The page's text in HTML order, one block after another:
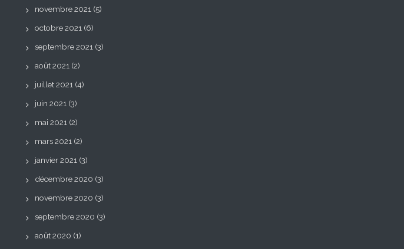
novembre 2021 (5)
octobre 2021 (6)
septembre 2021 (3)
août 2021 (2)
juillet 2021 (4)
juin 2021 (3)
mai 2021 (2)
mars 2021 (2)
janvier 2021 (3)
décembre 2020 (3)
novembre 2020 (3)
septembre 2020 (3)
août 2020 (1)